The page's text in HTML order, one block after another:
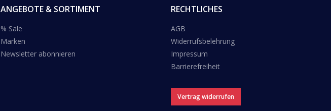
ANGEBOTE & SORTIMENT
% Sale
Marken
Newsletter abonnieren
RECHTLICHES
AGB
Widerrufsbelehrung
Impressum
Barrierefreiheit
Vertrag widerrufen